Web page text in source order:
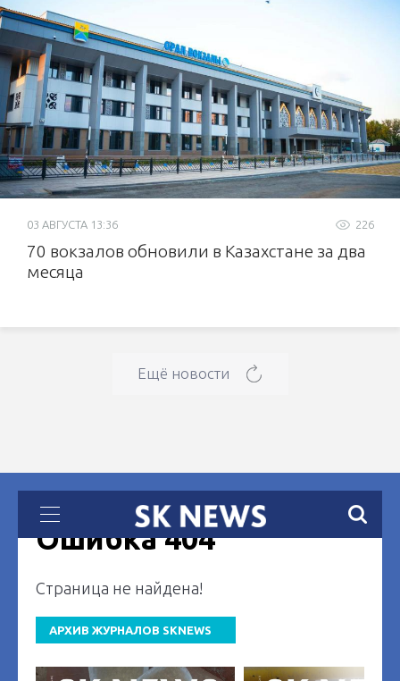
226
03 АВГУСТА 13:36
70 вокзалов обновили в Казахстане за два
месяца
Ещё новости